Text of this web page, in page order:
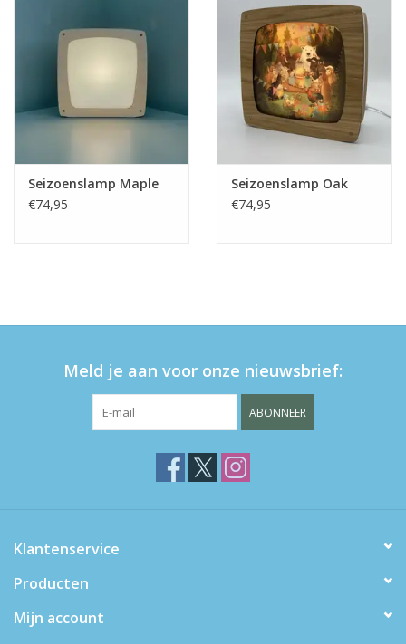
Seizoenslamp Maple
€74,95
Seizoenslamp Oak
€74,95
Meld je aan voor onze nieuwsbrief:
ABONNEER
Klantenservice
Producten
Mijn account